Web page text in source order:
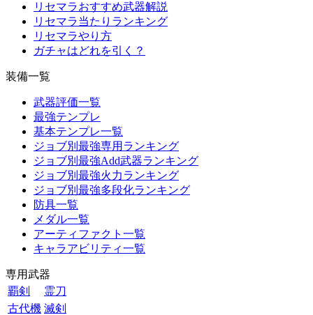
リセマラおすすめ武器解説
リセマラ当たりランキング
リセマラやり方
ガチャはどれを引く？
装備一覧
武器評価一覧
最強テンプレ
基本テンプレ一覧
ジョブ別最強専用ランキング
ジョブ別最強Add武器ランキング
ジョブ別最強火力ランキング
ジョブ別最強多段化ランキング
防具一覧
メダル一覧
アーティファクト一覧
キャラアビリティ一覧
専用武器
覇剣
霊刀
古代機 滅剣